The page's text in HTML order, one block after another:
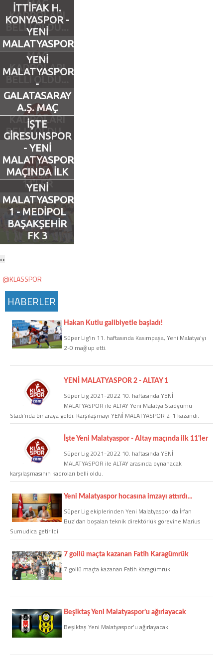
Futbol
Basketbol
Voleybol
Hentbol
Bisiklet
Diğer Sporlar
Sosyal Medya
Facebook
Twitter
Instagram
Hakkımızda
Hakkımızda
Künye
İletişim
Web Sürüme Geç
COPYLEFT 2014. AGB Bilişim Teknolojileri
MAÇ
KADROLARI
BELLİ OLDU...
İTTİFAK H.
KONYASPOR -
YENİ
MALATYASPOR
MAÇ
KADROLARI
YENİ
MALATYASPOR
-
GALATASARAY
A.Ş. MAÇ
KADROLARI
BELLİ OLDU...
İŞTE
GİRESUNSPOR
- YENİ
MALATYASPOR
MAÇINDA İLK
11'LER
YENİ
MALATYASPOR
1 - MEDİPOL
BAŞAKŞEHİR
FK 3
‹›
@KLASSPOR
HABERLER
Hakan Kutlu galibiyetle başladı!
Süper Lig'in 11. haftasında Kasımpaşa, Yeni Malatya'yı
2-0 mağlup etti.
YENİ MALATYASPOR 2 - ALTAY 1
Süper Lig 2021-2022 10. haftasında YENİ
MALATYASPOR ile ALTAY Yeni Malatya Stadyumu
Stadı'nda bir araya geldi. Karşılaşmayı YENİ MALATYASPOR 2-1 kazandı.
İşte Yeni Malatyaspor - Altay maçında ilk 11'ler
Süper Lig 2021-2022 10. haftasında YENİ
MALATYASPOR ile ALTAY arasında oynanacak
karşılaşmasının kadroları belli oldu.
Yeni Malatyaspor hocasına imzayı attırdı...
Süper Lig ekiplerinden Yeni Malatyaspor'da İrfan
Buz'dan boşalan teknik direktörlük görevine Marius
Sumudica getirildi.
7 gollü maçta kazanan Fatih Karagümrük
7 gollü maçta kazanan Fatih Karagümrük
Beşiktaş Yeni Malatyaspor’u ağırlayacak
Beşiktaş Yeni Malatyaspor’u ağırlayacak